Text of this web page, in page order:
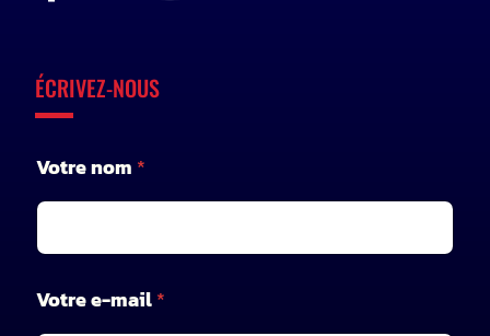
ÉCRIVEZ-NOUS
Votre nom *
Votre e-mail*